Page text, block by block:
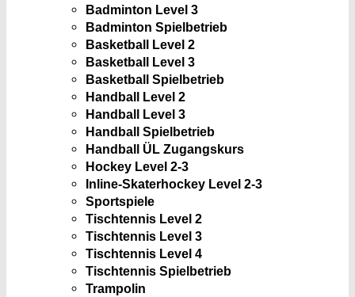
Badminton Level 3
Badminton Spielbetrieb
Basketball Level 2
Basketball Level 3
Basketball Spielbetrieb
Handball Level 2
Handball Level 3
Handball Spielbetrieb
Handball ÜL Zugangskurs
Hockey Level 2-3
Inline-Skaterhockey Level 2-3
Sportspiele
Tischtennis Level 2
Tischtennis Level 3
Tischtennis Level 4
Tischtennis Spielbetrieb
Trampolin